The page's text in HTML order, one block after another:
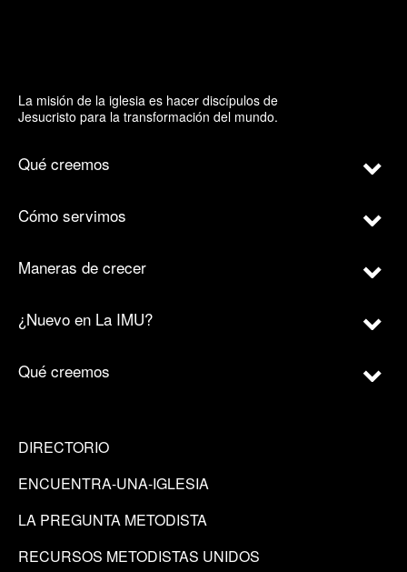
La misión de la iglesia es hacer discípulos de
Jesucristo para la transformación del mundo.
Qué creemos
Cómo servimos
Maneras de crecer
¿Nuevo en La IMU?
Qué creemos
DIRECTORIO
ENCUENTRA-UNA-IGLESIA
LA PREGUNTA METODISTA
RECURSOS METODISTAS UNIDOS